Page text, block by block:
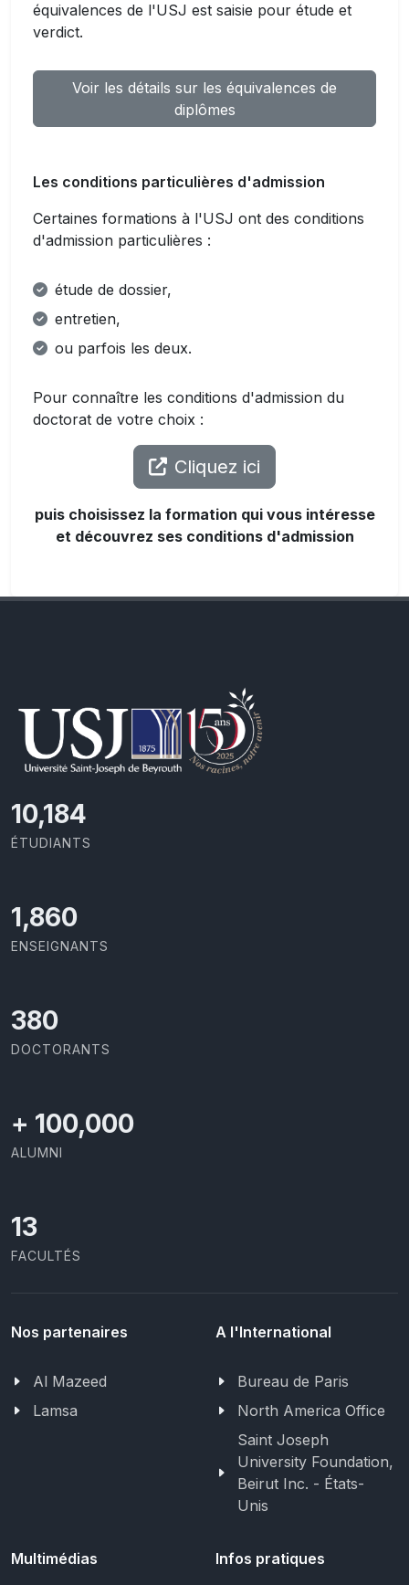
équivalences de l'USJ est saisie pour étude et
verdict.
Voir les détails sur les équivalences de
diplômes
Les conditions particulières d'admission
Certaines formations à l'USJ ont des conditions
d'admission particulières :
étude de dossier,
entretien,
ou parfois les deux.
Pour connaître les conditions d'admission du
doctorat de votre choix :
Cliquez ici
puis choisissez la formation qui vous intéresse
et découvrez ses conditions d'admission
11,418
ÉTUDIANTS
2,086
ENSEIGNANTS
426
DOCTORANTS
+ 100,000
ALUMNI
13
FACULTÉS
Nos partenaires
Al Mazeed
Lamsa
A l'International
Bureau de Paris
North America Office
Saint Joseph
University Foundation,
Beirut Inc. - États-
Unis
Multimédias Infos pratiques